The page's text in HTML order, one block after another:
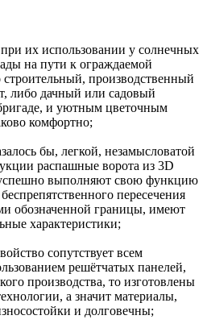
при их использовании у солнечных
на пути к ограждаемой
строительный, производственный
либо дачный или садовый
и уютным цветочным
комфортно;
бы, легкой, незамысловатой
распашные ворота из 3D
выполняют свою функцию
пересечения
обозначенной границы, имеют
характеристики;
сопутствует всем
решётчатых панелей,
производства, то изготовлены
а значит материалы,
и долговечны;